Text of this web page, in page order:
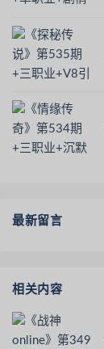
最新留言
相关内容